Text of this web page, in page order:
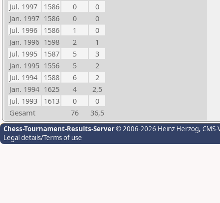
Jul. 1997
1586 0
0
Jan. 1997 1586 0
0
Jul. 1996
1586 1
0
Jan. 1996 1598 2
1
Jul. 1995
1587 5
3
Jan. 1995 1556 5
2
Jul. 1994
1588 6
2
Jan. 1994 1625 4
2,5
Jul. 1993
1613 0
0
Gesamt
76 36,5
Chess-Tournament-Results-Server© 2006-2026 Heinz Herzog,
Legal details/Terms of use